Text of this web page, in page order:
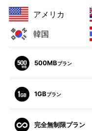
アメリカ
韓国
500MBプラン
1GBプラン
完全無制限プラン